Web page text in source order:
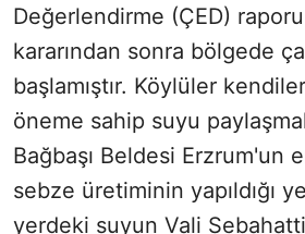
Değerlendirme (ÇED)
kararından sonra bölgede
başlamıştır. Köylüler
öneme sahip suyu
Bağbaşı Beldesi Erzrum'un
sebze üretiminin yapıldığı
yerdeki suyun Vali